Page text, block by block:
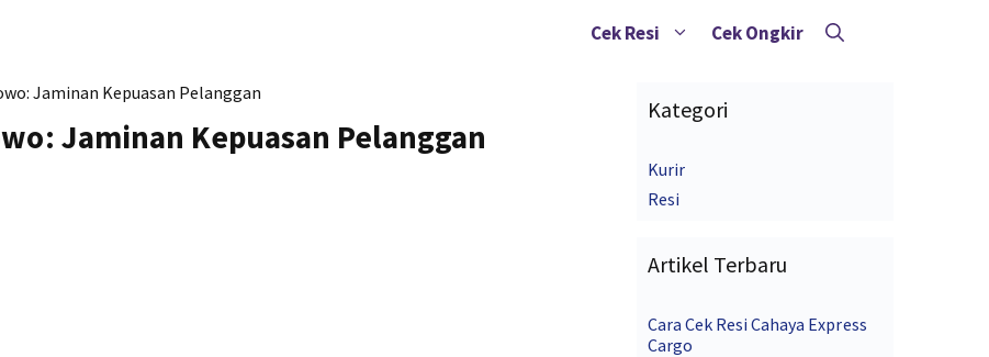
Cek Resi Cek Ongkir
Jaminan Kepuasan Pelanggan
Jaminan Kepuasan Pelanggan
Kategori
Kurir
Resi
Artikel Terbaru
Cara Cek Resi Cahaya Express
Cargo